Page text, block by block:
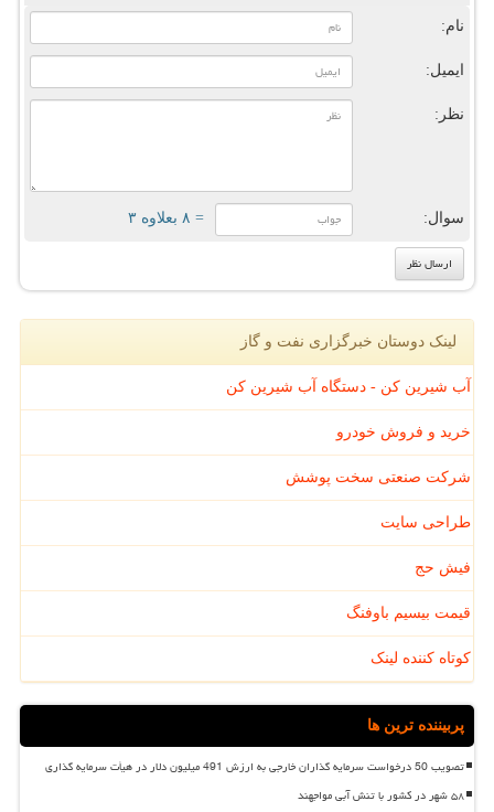
نام:
ایمیل:
نظر:
سوال: = ۸ بعلاوه ۳
لینک دوستان خبرگزاری نفت و گاز
آب شیرین کن - دستگاه آب شیرین کن
خرید و فروش خودرو
شرکت صنعتی سخت پوشش
طراحی سایت
فیش حج
قیمت بیسیم باوفنگ
کوتاه کننده لینک
پربیننده ترین ها
تصویب 50 درخواست سرمایه گذاران خارجی به ارزش 491 میلیون دلار در هیأت سرمایه گذاری
۵۸ شهر در کشور با تنش آبی مواجهند